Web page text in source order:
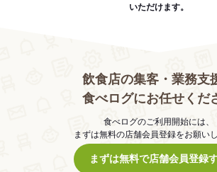
いただけます。
飲食店の集客・業務支
食べログにお任せくだ
食べログのご利用開始には、
まずは無料の店舗会員登録をお願いし
まずは無料で店舗会員登録